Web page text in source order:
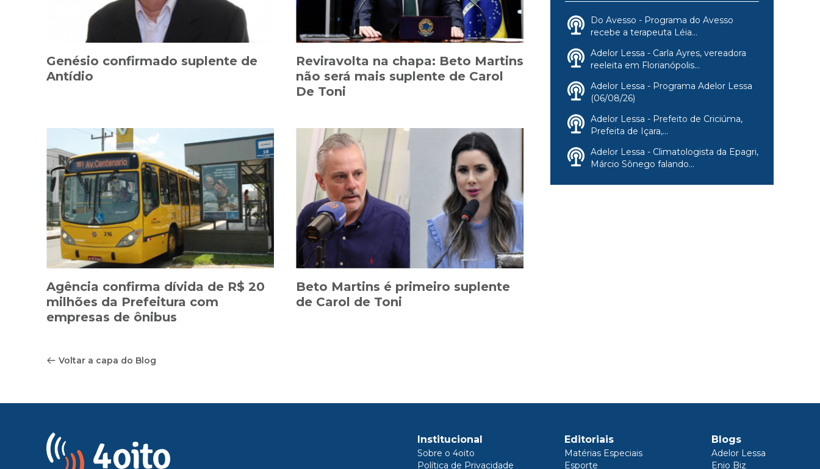
Genésio confirmado suplente de
Antídio
Reviravolta na chapa: Beto Martins
não será mais suplente de Carol
De Toni
Agência confirma dívida de R$ 20
milhões da Prefeitura com
empresas de ônibus
Beto Martins é primeiro suplente
de Carol de Toni
Voltar a capa do Blog
Do Avesso - Programa do Avesso
recebe a terapeuta Léia...
Adelor Lessa - Carla Ayres, vereadora
reeleita em Florianópolis...
Adelor Lessa - Programa Adelor Lessa
(06/08/26)
Adelor Lessa - Prefeito de Criciúma,
Prefeita de Içara,...
Adelor Lessa - Climatologista da Epagri,
Márcio Sônego falando...
Institucional
Sobre o 4oito
Política de Privacidade
Editoriais
Matérias Especiais
Esporte
Blogs
Adelor Lessa
Enio Biz